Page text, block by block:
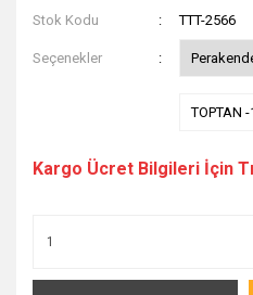
Stok Kodu
TTT-2566
Seçenekler
TOPTAN
Kargo Ücret Bilgileri İçin